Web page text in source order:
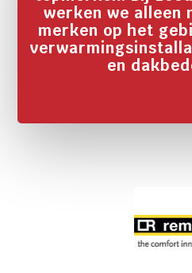
werken we alleen
merken op het
en